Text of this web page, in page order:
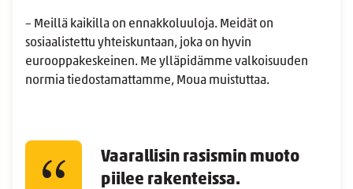
– Meillä kaikilla on ennakkoluuloja. Meidät on
sosiaalistettu yhteiskuntaan, joka on hyvin
eurooppakeskeinen. Me ylläpidämme valkoisuuden
normia tiedostamattamme, Moua muistuttaa.
Vaarallisin rasismin muoto
piilee rakenteissa.